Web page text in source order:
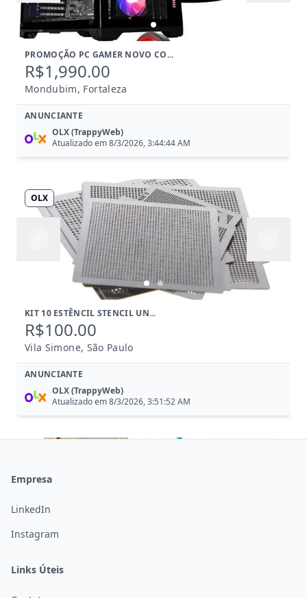
PROMOÇÃO PC GAMER NOVO CO...
R$1,990.00
Mondubim, Fortaleza
ANUNCIANTE
OLX (TrappyWeb)
Atualizado em 8/3/2026, 3:44:44 AM
OLX
Anterior
KIT 10 ESTÊNCIL STENCIL UN...
R$100.00
Vila Simone, São Paulo
ANUNCIANTE
OLX (TrappyWeb)
Atualizado em 8/3/2026, 3:51:52 AM
Anterior
BLUETOOTH P/ PC USB 4.0- 3...
Empresa
LinkedIn
Instagram
Links Úteis